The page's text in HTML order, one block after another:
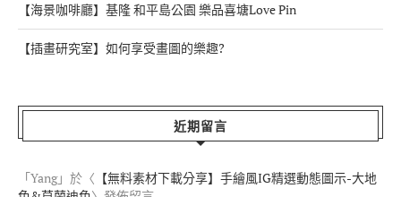
【海景咖啡廳】基隆 和平島公園 樂品喜塘Love Pin
【插畫研究室】如何享受畫圖的樂趣?
近期留言
「Yang」於〈 【無料素材下載分享】手繪風IG精選動態圖示-大地